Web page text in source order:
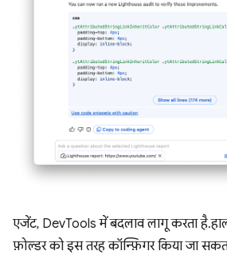
एजेंट, DevTools में बदलाव लागू करता है.
फ़ोल्डर को इस तरह कॉन्फ़िगर किया जा